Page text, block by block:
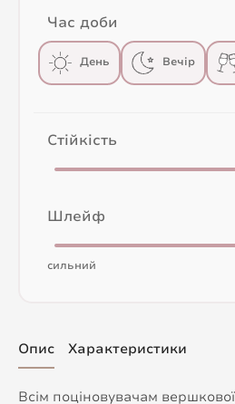
Час доби
День Вечір
Стійкість
Шлейф
сильний
Опис Характеристики
Всім поціновувачам